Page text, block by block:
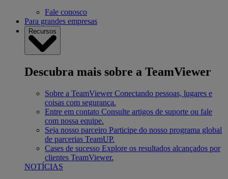
Fale conosco
Para grandes empresas
Recursos
Descubra mais sobre a TeamViewer
Sobre a TeamViewer Conectando pessoas, lugares e
coisas com segurança.
Entre em contato Consulte artigos de suporte ou fale
com nossa equipe.
Seja nosso parceiro Participe do nosso programa global
de parcerias TeamUP.
Cases de sucesso Explore os resultados alcançados por
clientes TeamViewer.
NOTÍCIAS